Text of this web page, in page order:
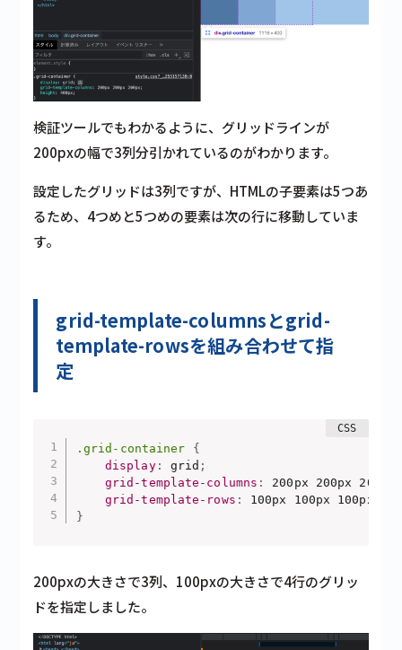
検証ツールでもわかるように、グリッドラインが
200pxの幅で3列分引かれているのがわかります。
設定したグリッドは3列ですが、HTMLの子要素は5つあ
るため、4つめと5つめの要素は次の行に移動していま
す。
grid-template-columnsとgrid-
template-rowsを組み合わせて指
定
.grid-container
{
display: grid ;
grid-template-columns : 200px 200px 200px
grid-template-rows :
100px 100px 100px
}
200pxの大きさで3列、100pxの大きさで4行のグリッ
ドを指定しました。